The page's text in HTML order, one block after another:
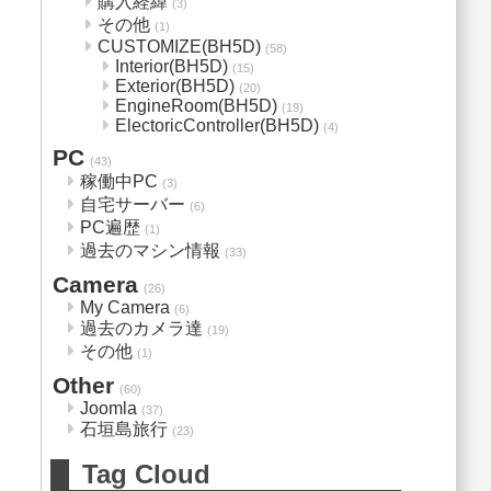
(3)
その他 (1)
CUSTOMIZE(BH5D) (58)
Interior(BH5D) (15)
Exterior(BH5D) (20)
EngineRoom(BH5D) (19)
ElectoricController(BH5D) (4)
PC (43)
稼働中PC (3)
自宅サーバー (6)
PC遍歴 (1)
過去のマシン情報 (33)
Camera (26)
My Camera (6)
過去のカメラ達 (19)
その他 (1)
Other (60)
Joomla (37)
石垣島旅行 (23)
Tag Cloud